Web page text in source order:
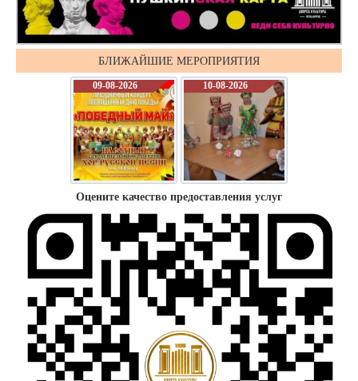
БЛИЖАЙШИЕ МЕРОПРИЯТИЯ
09-08-2026 10-08-2026
Оцените качество предоставления услуг